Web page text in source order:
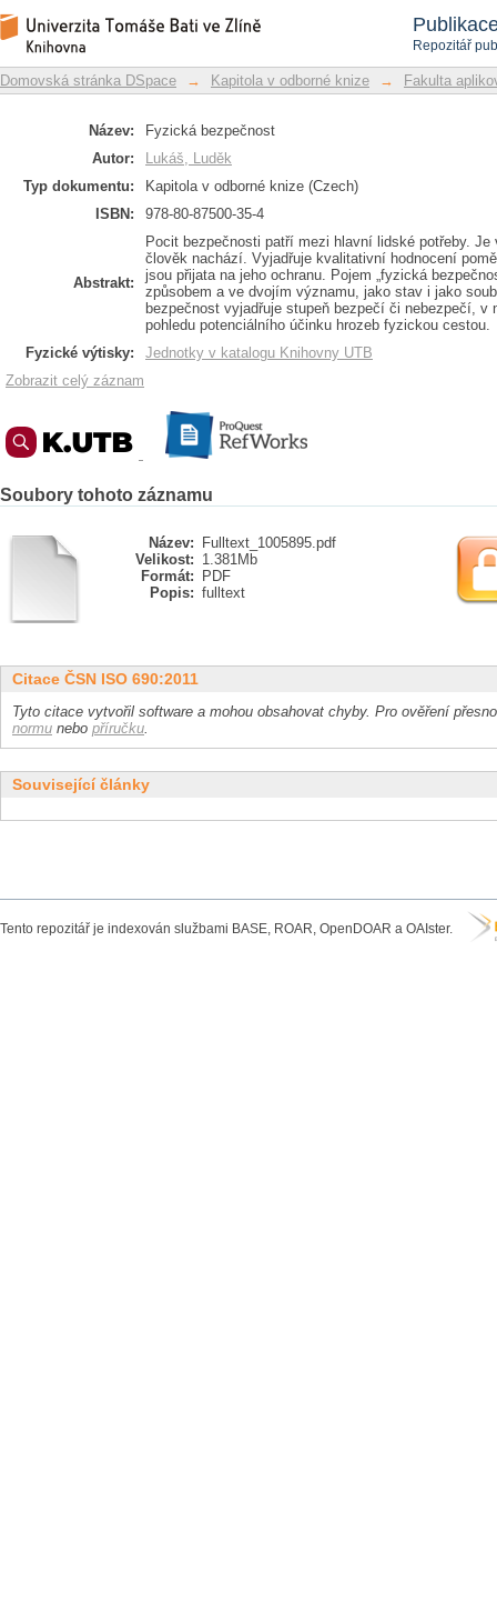
Repozitář
Fyzická bezpečnost
Repozitář DSpace/Manakin
Domovská stránka DSpace → Kapitola v odborné knize → Fakulta
Název:
Fyzická bezpečnost
Autor:
Lukáš, Luděk
Typ dokumentu:
Kapitola v odborné knize (Czech)
ISBN:
978-80-87500-35-4
Abstrakt:
Pocit bezpečnosti patří mezi hlavní lidské potřeby.
člověk nachází. Vyjadřuje kvalitativní hodnocení
jsou přijata na jeho ochranu. Pojem „fyzická
způsobem a ve dvojím významu, jako stav i jako
bezpečnost vyjadřuje stupeň bezpečí či nebezpečí,
pohledu potenciálního účinku hrozeb fyzickou cestou.
Fyzické výtisky:
Jednotky v katalogu Knihovny UTB
Zobrazit celý záznam
Soubory tohoto záznamu
Název:
Fulltext_1005895.pdf
Velikost: 1.381Mb
Formát:
PDF
Popis: fulltext
Citace ČSN ISO 690:2011
Tyto citace vytvořil software a mohou obsahovat chyby. Pro ověření
normu nebo příručku.
Související články
Tento repozitář je indexován službami BASE, ROAR, OpenDOAR a OAIster.